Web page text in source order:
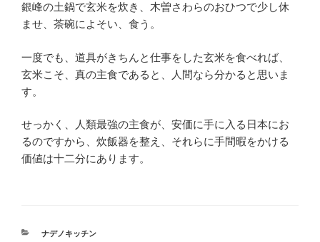
銀峰の土鍋で玄米を炊き、木曽さわらのおひつで少し休
ませ、茶碗によそい、食う。
一度でも、道具がきちんと仕事をした玄米を食べれば、
玄米こそ、真の主食であると、人間なら分かると思いま
す。
せっかく、人類最強の主食が、安価に手に入る日本にお
るのですから、炊飯器を整え、それらに手間暇をかける
価値は十二分にあります。
カ
ナデノキッチン